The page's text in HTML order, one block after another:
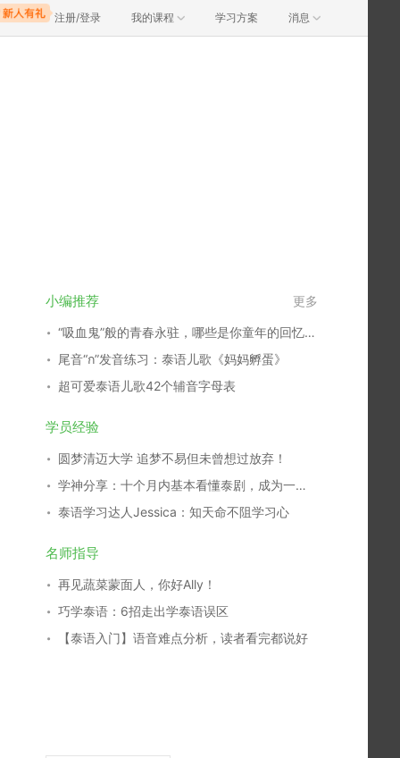
注册/登录 我的课程 学习方案 消息
小编推荐 更多
“吸血鬼”般的青春永驻，哪些是你童年的回忆？谁又俘获了你的心？
尾音“ก”发音练习：泰语儿歌《妈妈孵蛋》
超可爱泰语儿歌42个辅音字母表
学员经验
圆梦清迈大学 追梦不易但未曾想过放弃！
学神分享：十个月内基本看懂泰剧，成为一名泰剧翻译，我是这么学习的！
泰语学习达人Jessica：知天命不阻学习心
名师指导
再见蔬菜蒙面人，你好Ally！
巧学泰语：6招走出学泰语误区
【泰语入门】语音难点分析，读者看完都说好